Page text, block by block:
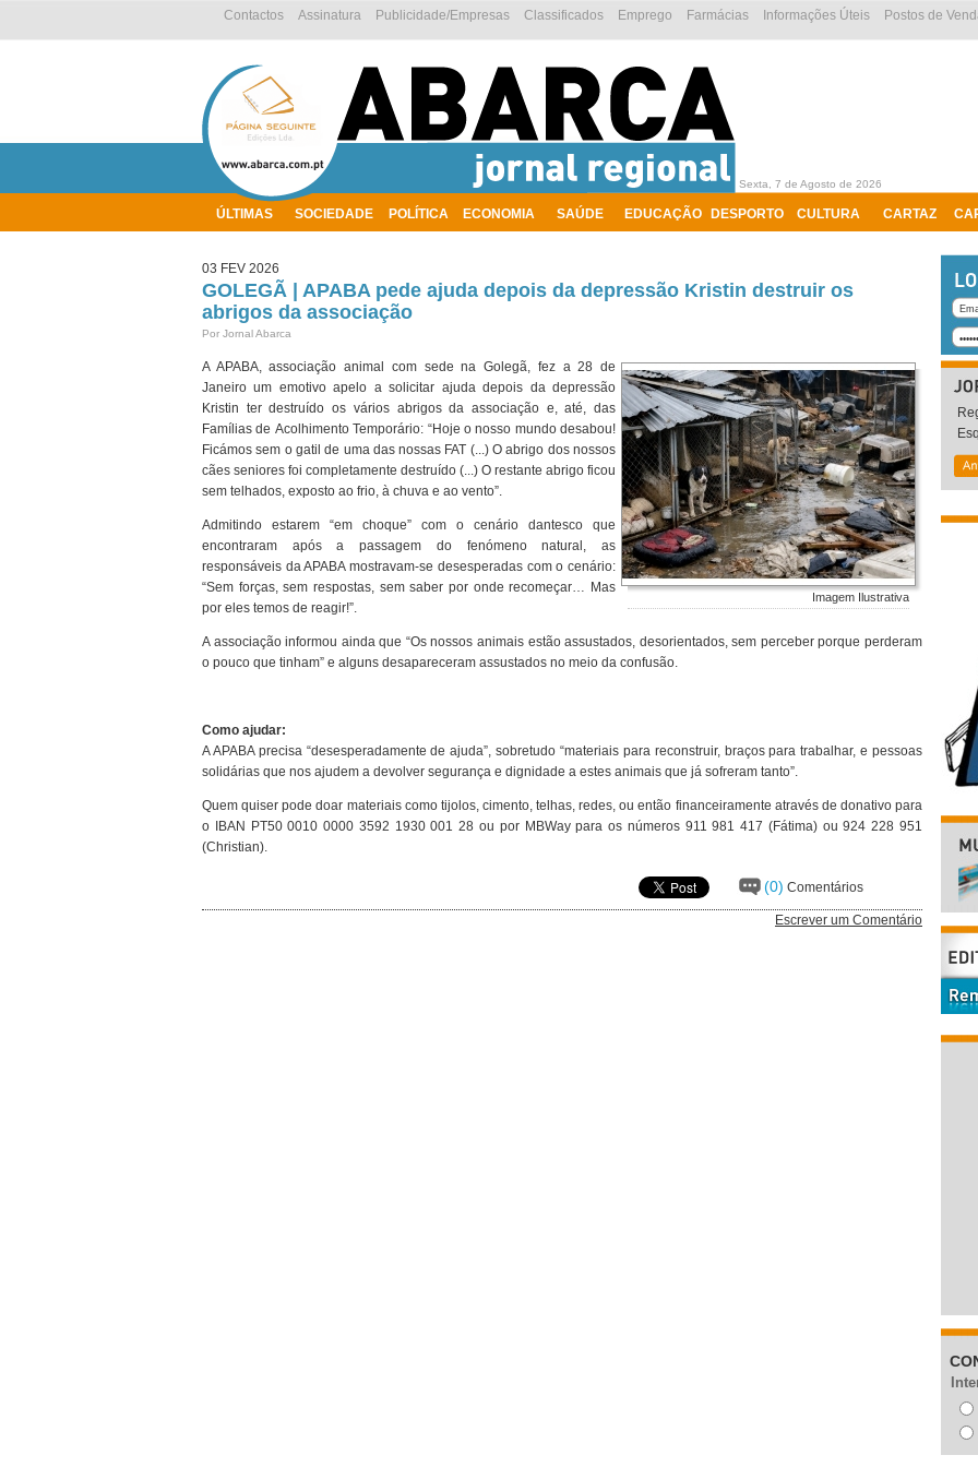
ÚLTIMAS SOCIEDADE POLÍTICA ECONOMIA SAÚDE EDUCAÇÃO DESPORTO CULTURA CARTAZ
Postos de
Informações Úteis
Farmácias
Emprego
Classificados
Publicidade/Empresas
Assinatura
Contactos
Sexta, 7 de Agosto de 2026
03 FEV 2026
GOLEGÃ | APABA pede ajuda depois da depressão Kristin destruir os
abrigos da associação
Por Jornal Abarca
Imagem Ilustrativa
A APABA, associação animal com sede na Golegã, fez a 28 de
Janeiro um emotivo apelo a solicitar ajuda depois da depressão
Kristin ter destruído os vários abrigos da associação e, até, das
Famílias de Acolhimento Temporário: “Hoje o nosso mundo desabou!
Ficámos sem o gatil de uma das nossas FAT (...) O abrigo dos nossos
cães seniores foi completamente destruído (...) O restante abrigo ficou
sem telhados, exposto ao frio, à chuva e ao vento”.
Admitindo estarem “em choque” com o cenário dantesco que
encontraram após a passagem do fenómeno natural, as
responsáveis da APABA mostravam-se desesperadas com o cenário:
“Sem forças, sem respostas, sem saber por onde recomeçar… Mas
por eles temos de reagir!”.
A associação informou ainda que “Os nossos animais estão assustados, desorientados, sem perceber porque perderam
o pouco que tinham” e alguns desapareceram assustados no meio da confusão.
Como ajudar:
A APABA precisa “desesperadamente de ajuda”, sobretudo “materiais para reconstruir, braços para trabalhar, e pessoas
solidárias que nos ajudem a devolver segurança e dignidade a estes animais que já sofreram tanto”.
Quem quiser pode doar materiais como tijolos, cimento, telhas, redes, ou então financeiramente através de donativo para
o IBAN PT50 0010 0000 3592 1930 001 28 ou por MBWay para os números 911 981 417 (Fátima) ou 924 228 951
(Christian).
(0) Comentários
Escrever um Comentário